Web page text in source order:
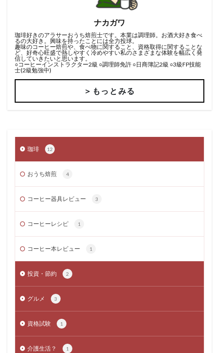
ナカガワ
珈琲好きのアラサーおうち焙煎士です。本業は調理師。お酒大好き食べ
るの大好き。興味を持ったことには全力投球。
趣味のコーヒー焙煎や、食べ物に関すること、資格取得に関することな
ど、好奇心旺盛で熱しやすく冷めやすい私のさまざまな体験を幅広く発
信していきたいと思います。
○コーヒーインストラクター2級 ○調理師免許 ○日商簿記2級 ○3級FP技能
士(2級勉強中)
＞もっとみる
珈琲 12
おうち焙煎 4
コーヒー器具レビュー 3
コーヒーレシピ 1
コーヒー本レビュー 1
投資・節約 2
グルメ 3
資格試験 1
介護生活？ 1